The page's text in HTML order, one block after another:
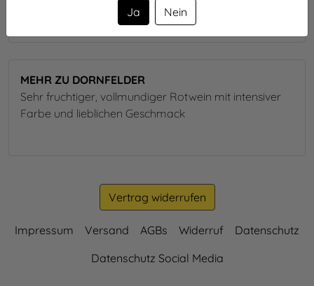
Ja Nein
enthält Sulfite
MEHR ZU DORNFELDER
Sehr fruchtiger, vollmundiger Rotwein mit intensiver
Farbe und lieblichen Geschmack
Vertrag widerrufen
Impressum Versand AGBs Widerruf
Datenschutz
Datenschutz Social Media